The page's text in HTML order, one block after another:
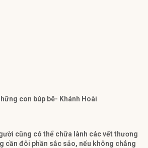
con búp bê- Khánh Hoài
cũng có thể chữa lành các vết thương
cần đôi phần sắc sảo, nếu không chẳng